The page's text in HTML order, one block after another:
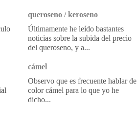
queroseno / keroseno
Últimamente he leído bastantes
noticias sobre la subida del precio
del queroseno, y a...
cámel
Observo que es frecuente hablar de
color cámel para lo que yo he
dicho...